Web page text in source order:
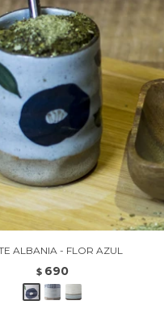
ALBANIA - FLOR AZUL
$ 690